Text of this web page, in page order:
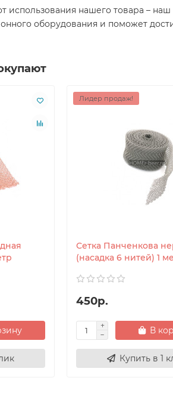
использования нашего товара –
оборудования и поможет
Лидер продаж!
Сетка Панченкова
(насадка 6 нитей) 1
450р.
В
Купить в 1